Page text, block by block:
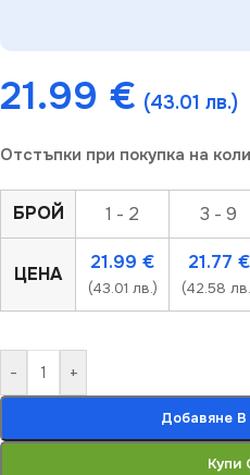
21.99 € (43.01 лв.)
Отстъпки при покупка на
БРОЙ 1 - 2 3 - 9
ЦЕНА
21.99 €
(43.01 лв.)
21.77 €
(42.58
- +
Добавяне В
Купи